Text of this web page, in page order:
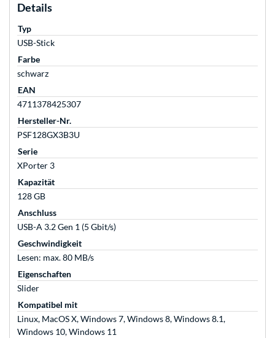
Details
Typ
USB-Stick
Farbe
schwarz
EAN
4711378425307
Hersteller-Nr.
PSF128GX3B3U
Serie
XPorter 3
Kapazität
128 GB
Anschluss
USB-A 3.2 Gen 1 (5 Gbit/s)
Geschwindigkeit
Lesen: max. 80 MB/s
Eigenschaften
Slider
Kompatibel mit
Linux, MacOS X, Windows 7, Windows 8, Windows 8.1,
Windows 10, Windows 11